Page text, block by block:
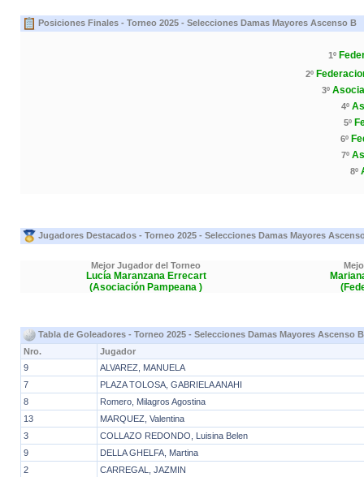
Posiciones Finales - Torneo 2025 - Selecciones Damas Mayores Ascenso B
1º
2º
3º
4º
5º
6º
7º
8º
Jugadores Destacados - Torneo 2025 - Selecciones Damas Mayores
Mejor Jugador del Torneo
Lucía Maranzana Errecart
(Asociación Pampeana )
Tabla de Goleadores - Torneo 2025 - Selecciones Damas Mayores Ascenso B
Nro.
Jugador
9
ALVAREZ, MANUELA
7
PLAZA TOLOSA, GABRIELA ANAHI
8
Romero, Milagros Agostina
13
MARQUEZ, Valentina
3
COLLAZO REDONDO, Luisina Belen
9
DELLA GHELFA, Martina
2
CARREGAL, JAZMIN